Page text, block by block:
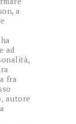
a
ad
fra
autore